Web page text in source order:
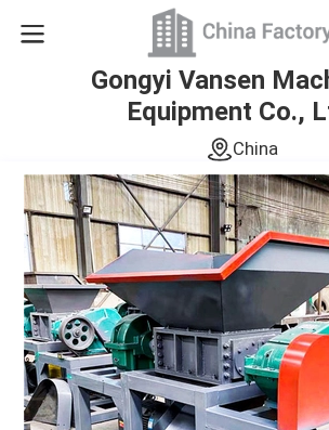
Gongyi Vansen
Equipment Co.,
China